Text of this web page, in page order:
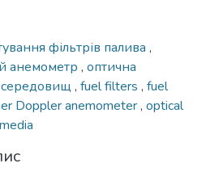
фільтрів палива ,
анемометр , оптична
середовищ , fuel filters , fuel
Doppler anemometer, optical